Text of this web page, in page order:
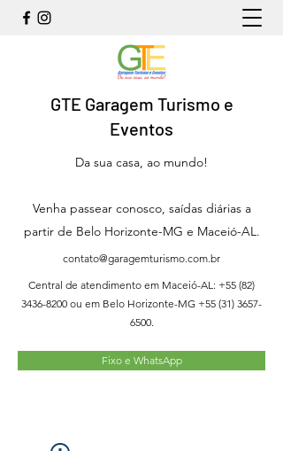
GTE Garagem Turismo e
Eventos
Da sua casa, ao mundo!
Venha passear conosco, saídas diárias a
partir de Belo Horizonte-MG e Maceió-AL.
contato@garagemturismo.com.br
Central de atendimento em Maceió-AL: +55 (82)
3436-8200 ou em Belo Horizonte-MG +55 (31) 3657-
6500.
Fixo e WhatsApp